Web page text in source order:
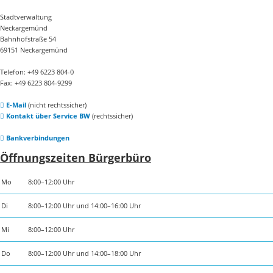
Stadtverwaltung
Neckargemünd
Bahnhofstraße 54
69151 Neckargemünd
Telefon: +49 6223 804-0
Fax: +49 6223 804-9299
E-Mail(nicht rechtssicher)
Kontakt über Service BW(rechtssicher)
Bankverbindungen
Öffnungszeiten Bürgerbüro
Mo 8:00–12:00 Uhr
Di 8:00–12:00 Uhr und 14:00–16:00 Uhr
Mi 8:00–12:00 Uhr
Do 8:00–12:00 Uhr und 14:00–18:00 Uhr